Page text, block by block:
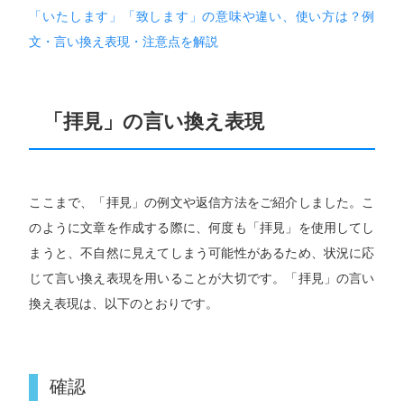
「いたします」「致します」の意味や違い、使い方は？例
文・言い換え表現・注意点を解説
「拝見」の言い換え表現
ここまで、「拝見」の例文や返信方法をご紹介しました。こ
のように文章を作成する際に、何度も「拝見」を使用してし
まうと、不自然に見えてしまう可能性があるため、状況に応
じて言い換え表現を用いることが大切です。「拝見」の言い
換え表現は、以下のとおりです。
確認